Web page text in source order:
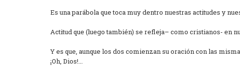
Es una parábola que toca muy dentro nuestras actitudes y
Actitud que (luego también) se refleja– como cristianos- en
Y es que, aunque los dos comienzan su oración con las
¡Oh, Dios!...